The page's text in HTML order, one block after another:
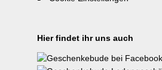
Hier findet ihr uns auch